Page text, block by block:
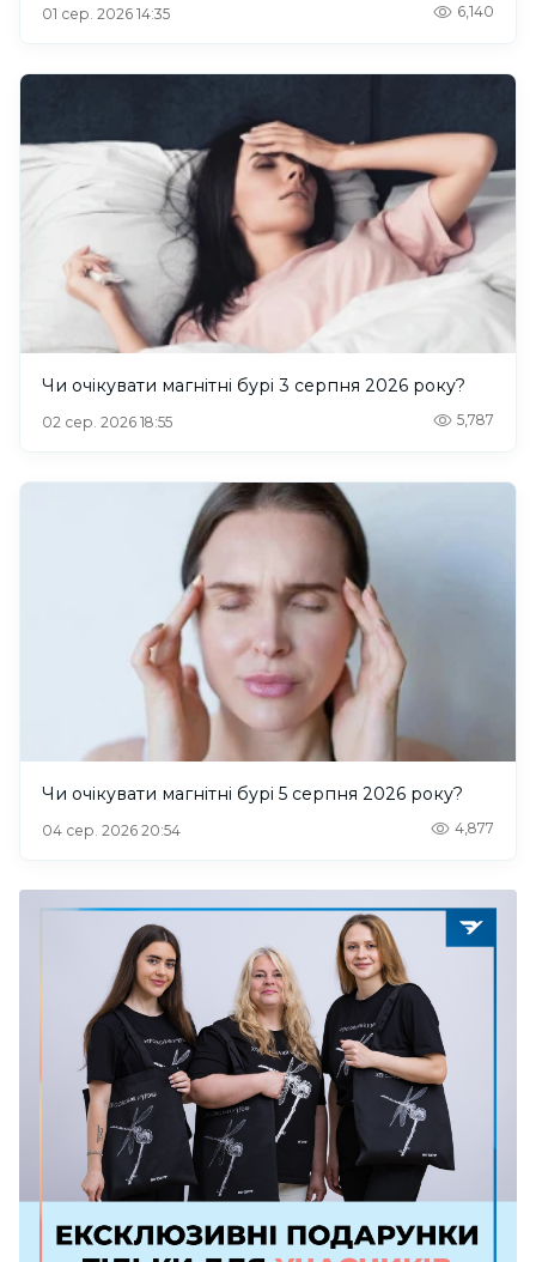
01 сер. 2026 14:35 6,140
Чи очікувати магнітні бурі 3 серпня 2026 року?
02 сер. 2026 18:55 5,787
Чи очікувати магнітні бурі 5 серпня 2026 року?
04 сер. 2026 20:54 4,877